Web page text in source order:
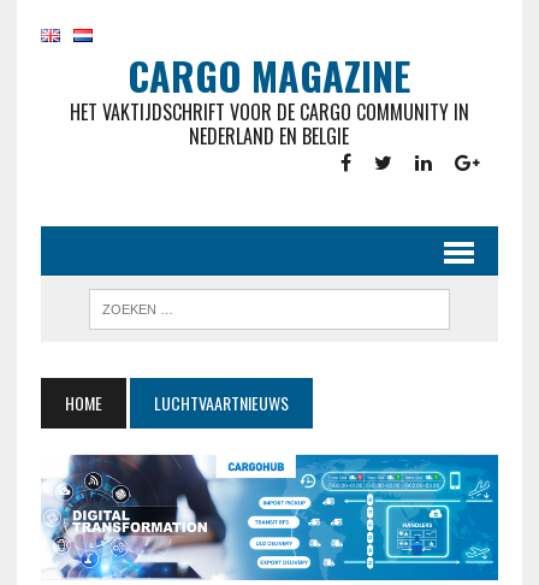
CARGO MAGAZINE
HET VAKTIJDSCHRIFT VOOR DE CARGO COMMUNITY IN
NEDERLAND EN BELGIE
HOME LUCHTVAARTNIEUWS